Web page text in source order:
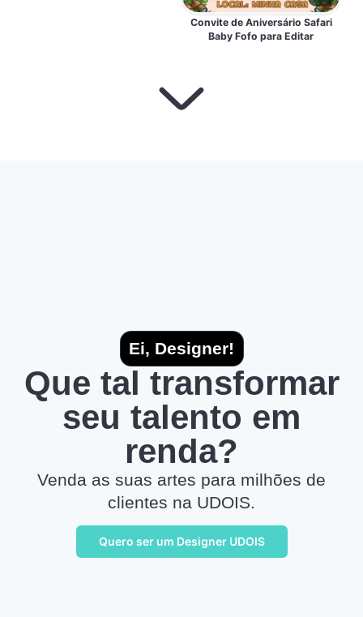
Convite de Aniversário Safari
Baby Fofo para Editar
Ei, Designer!
Que tal transformar
seu talento em
renda?
Venda as suas artes para milhões de
clientes na UDOIS.
Quero ser um Designer UDOIS